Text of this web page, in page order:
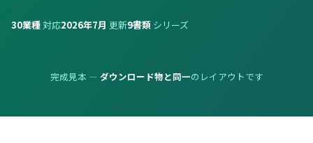
30業種対応2026年7月 更新9書類 シリーズ
完成見本 — ダウンロード物と同一のレイアウトです